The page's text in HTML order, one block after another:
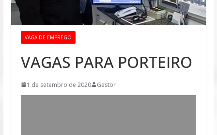
VAGA DE EMPREGO
VAGAS PARA PORTEIRO
1 de setembro de 2020 Gestor